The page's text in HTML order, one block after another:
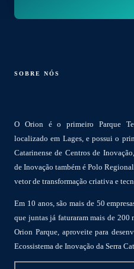
SOBRE NÓS
O Orion é o primeiro Parque
localizado em Lages, e possui o
Catarinense de Centros de
de Inovação também é Polo
vetor de transformação criativa e
Em 10 anos, são mais de 50
que juntas já faturaram mais de 200
Orion Parque, aproveite para
Ecossistema de Inovação da Serra